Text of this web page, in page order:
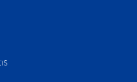
ร